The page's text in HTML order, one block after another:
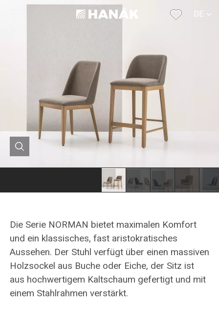
DE
Die Serie NORMAN bietet maximalen Komfort
und ein klassisches, fast aristokratisches
Aussehen. Der Stuhl verfügt über einen massiven
Holzsockel aus Buche oder Eiche, der Sitz ist
aus hochwertigem Kaltschaum gefertigt und mit
einem Stahlrahmen verstärkt.